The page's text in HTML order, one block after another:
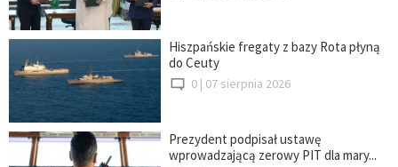
Hiszpańskie fregaty z bazy Rota płyną
do Ceuty
0 | 07 sierpnia 2026
Prezydent podpisał ustawę
wprowadzającą zerowy PIT dla mary...